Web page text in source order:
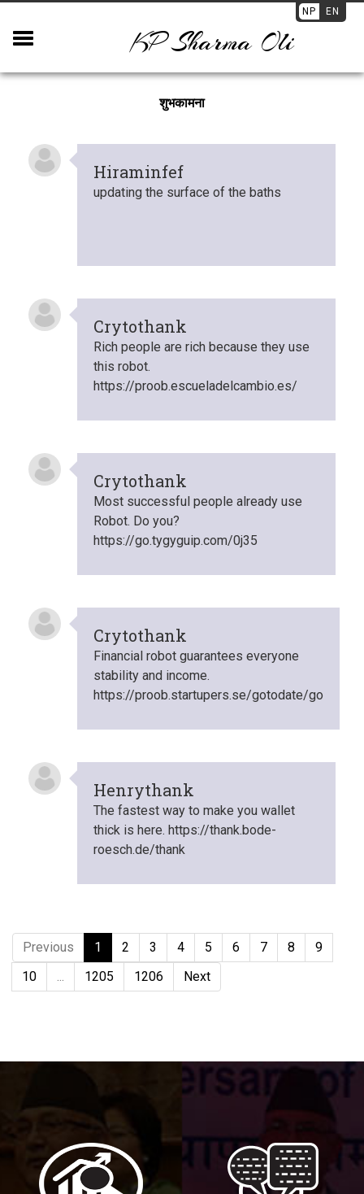
NP EN
KP Sharma Oli
शुभकामना
Hiraminfef
updating the surface of the baths
Crytothank
Rich people are rich because they use
this robot.
https://proob.escueladelcambio.es/
Crytothank
Most successful people already use
Robot. Do you?
https://go.tygyguip.com/0j35
Crytothank
Financial robot guarantees everyone
stability and income.
https://proob.startupers.se/gotodate/go
Henrythank
The fastest way to make you wallet
thick is here. https://thank.bode-
roesch.de/thank
Previous 1 2 3 4 5 6 7 8
9
10
... 1205 1206 Next